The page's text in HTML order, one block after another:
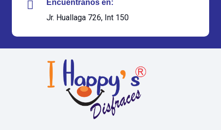
Encuéntranos en:
Jr. Huallaga 726, Int 150